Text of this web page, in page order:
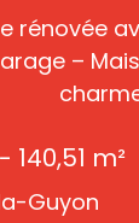
rénovée
–
m²
Guyon